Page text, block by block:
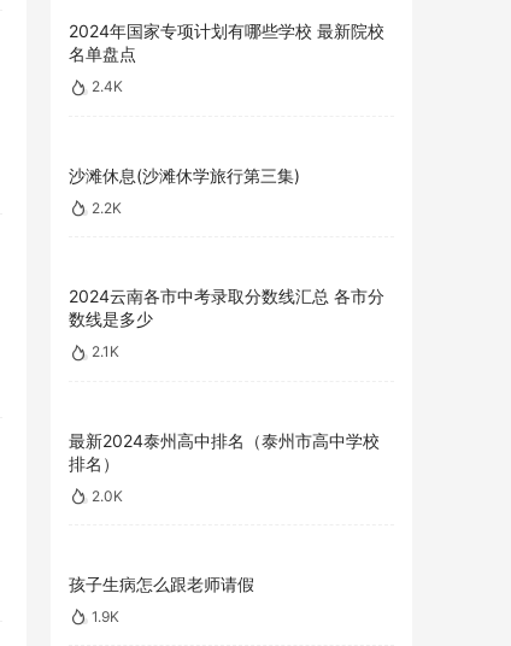
2024年国家专项计划有哪些学校 最新院校
名单盘点
2.4K
沙滩休息(沙滩休学旅行第三集)
2.2K
2024云南各市中考录取分数线汇总 各市分
数线是多少
2.1K
最新2024泰州高中排名（泰州市高中学校
排名）
2.0K
孩子生病怎么跟老师请假
1.9K